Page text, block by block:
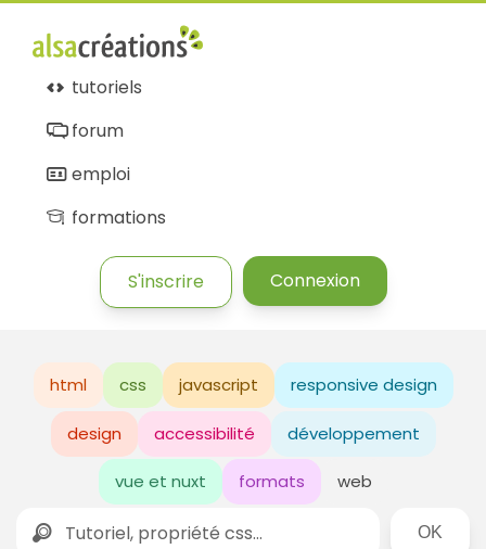
Alsacréations
tutoriels
forum
emploi
formations
S'inscrire Connexion
html css javascript responsive design
design accessibilité développement
vue et nuxt formats web
Rechercher